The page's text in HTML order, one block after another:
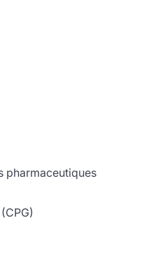
pharmaceutiques